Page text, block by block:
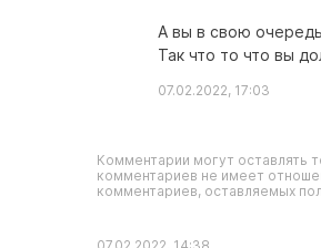
А вы в свою
Так что то что вы
07.02.2022, 17:03
Комментарии могут оставлять
комментариев не имеет
комментариев, оставляемых